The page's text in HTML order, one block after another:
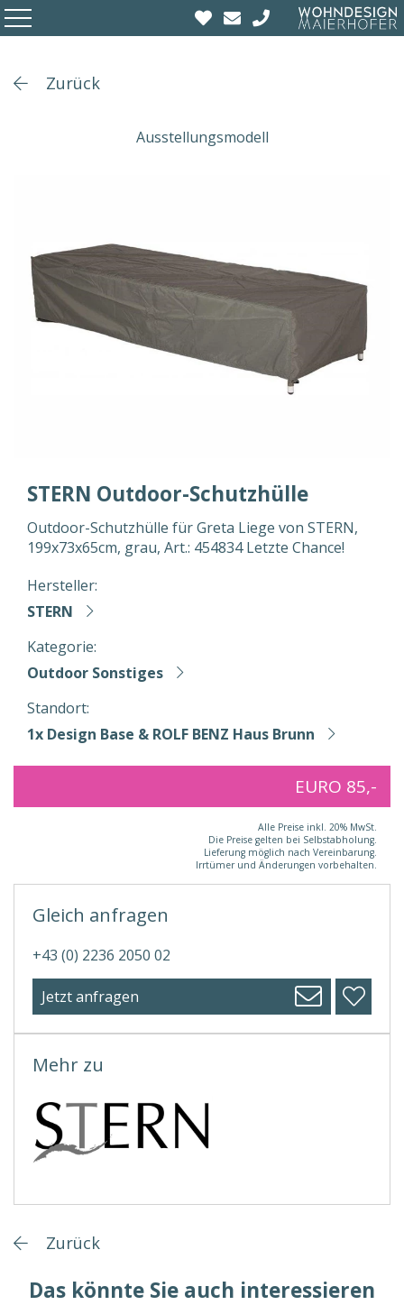
Zurück
Ausstellungsmodell
STERN Outdoor-Schutzhülle
Outdoor-Schutzhülle für Greta Liege von STERN,
199x73x65cm, grau, Art.: 454834 Letzte Chance!
Hersteller:
STERN
Kategorie:
Outdoor Sonstiges
Standort:
1x Design Base & ROLF BENZ Haus Brunn
EURO 85,-
Alle Preise inkl. 20% MwSt.
Die Preise gelten bei Selbstabholung.
Lieferung möglich nach Vereinbarung.
Irrtümer und Änderungen vorbehalten.
Mehr zu
Gleich anfragen
+43 (0) 2236 2050 02
Jetzt anfragen
Zurück
Das könnte Sie auch interessieren